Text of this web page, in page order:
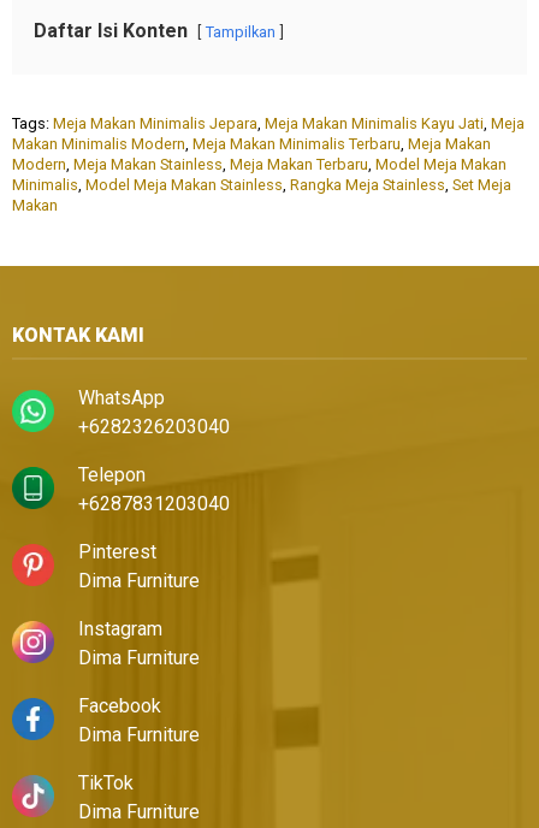
Daftar Isi Konten Tampilkan
Tags: Meja Makan Minimalis Jepara Meja Makan Minimalis Kayu Jati Meja
Makan Minimalis Modern Meja Makan Minimalis Terbaru Meja Makan
Modern Meja Makan Stainless Meja Makan Terbaru Model Meja Makan
Minimalis Model Meja Makan Stainless Rangka Meja Stainless Set Meja
Makan
KONTAK KAMI
WhatsApp
+6282326203040
Telepon
+6287831203040
Pinterest
Dima Furniture
Instagram
Dima Furniture
Facebook
Dima Furniture
TikTok
Dima Furniture